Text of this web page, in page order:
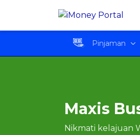
Pinjaman
Maxis
Nikmati kelajuan